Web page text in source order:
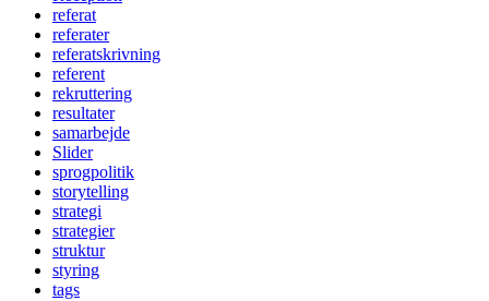
referat
referater
referatskrivning
referent
rekruttering
resultater
samarbejde
Slider
sprogpolitik
storytelling
strategi
strategier
struktur
styring
tags